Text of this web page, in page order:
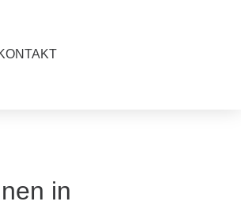
in